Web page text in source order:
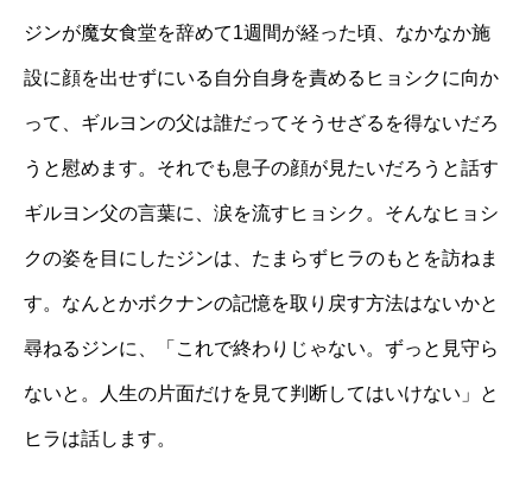
ジンが魔女食堂を辞めて1週間が経った頃、なかなか施
設に顔を出せずにいる自分自身を責めるヒョシクに向か
って、ギルヨンの父は誰だってそうせざるを得ないだろ
うと慰めます。それでも息子の顔が見たいだろうと話す
ギルヨン父の言葉に、涙を流すヒョシク。そんなヒョシ
クの姿を目にしたジンは、たまらずヒラのもとを訪ねま
す。なんとかボクナンの記憶を取り戻す方法はないかと
尋ねるジンに、「これで終わりじゃない。ずっと見守ら
ないと。人生の片面だけを見て判断してはいけない」と
ヒラは話します。